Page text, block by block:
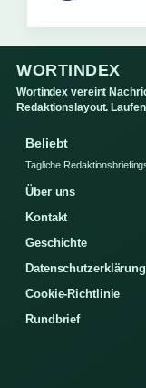
WORTINDEX
Wortindex vereint
Redaktionslayout.
Beliebt
Tagliche
Über uns
Kontakt
Geschichte
Datenschutzerklärung
Cookie-Richtlinie
Rundbrief